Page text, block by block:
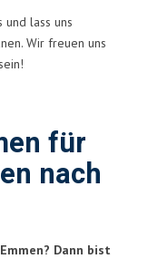
und lass uns
Wir freuen uns
für
nach
Dann bist